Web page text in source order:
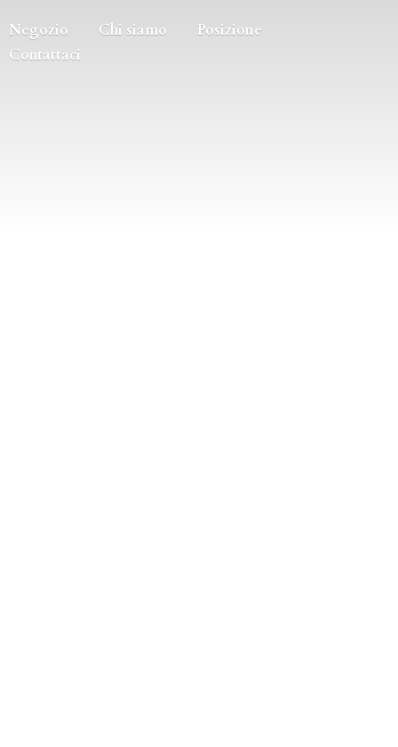
Negozio Chi siamo
Posizione
Contattaci